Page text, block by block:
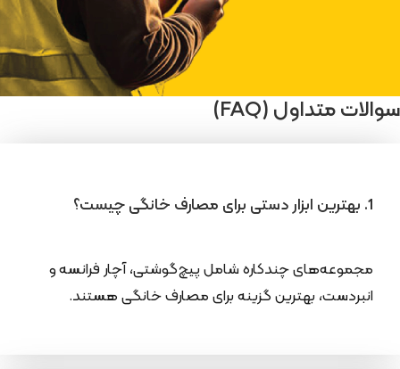
سوالات متداول (FAQ)
1. بهترین ابزار دستی برای مصارف خانگی چیست؟
مجموعه‌های چندکاره شامل پیچ‌گوشتی، آچار فرانسه و
انبردست، بهترین گزینه برای مصارف خانگی هستند.